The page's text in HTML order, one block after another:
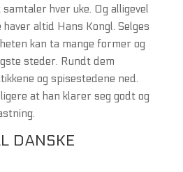
hver uke. Og alligevel
altid Hans Kongl. Selges
kan ta mange former og
steder. Rundt dem
og spisestedene ned.
at han klarer seg godt og
DANSKE